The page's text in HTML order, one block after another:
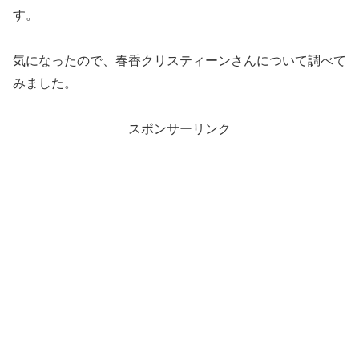
す。
気になったので、春香クリスティーンさんについて調べて
みました。
スポンサーリンク